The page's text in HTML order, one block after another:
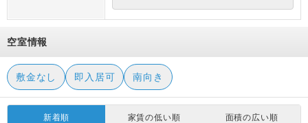
空室情報
敷金なし 即入居可 南向き
新着順 家賃の低い順 面積の広い順